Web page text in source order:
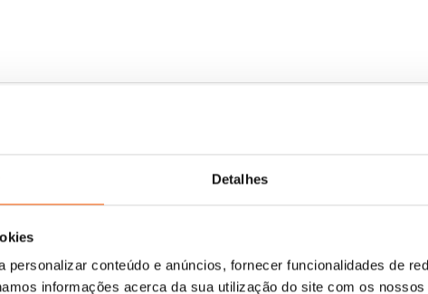
Detalhes
personalizar conteúdo e anúncios, fornecer funcionalidades de
informações acerca da sua utilização do site com os